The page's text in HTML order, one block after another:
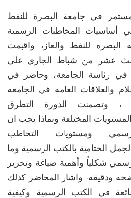
في جامعة البصرة للنفط
أساسيات المخاطبات الرسمية
البصرة للنفط والغاز، واقيمت
عشر من شباط الجاري على
في رئاسة الجامعة، وحاضر في
والعلاقات العامة في الجامعة
وتصمنت الدورة التطرق
المختلفة وبماذا يجب ان
ومستويات التخاطب
الختامية بالكتب الرسمية وما
شكلياً وأهمية صياغة وتحرير
ودقيقة، واشار المحاضر كذلك
في الكتب الرسمية وكيفية